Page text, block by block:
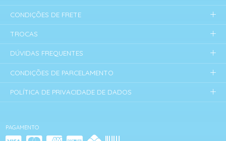
PAGAMENTO
CONDIÇÕES DE FRETE
TROCAS
DÚVIDAS FREQUENTES
CONDIÇÕES DE PARCELAMENTO
POLÍTICA DE PRIVACIDADE DE DADOS